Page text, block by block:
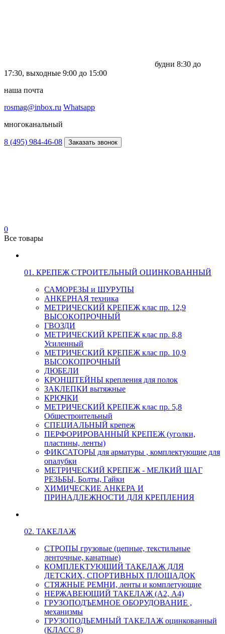
будни 8:30 до
17:30, выходные 9:00 до 15:00
наша почта
rosmag@inbox.ru Whatsapp
многоканальный
8 (495) 984-46-08 Заказать звонок
0
Все товары
01. КРЕПЕЖ СТРОИТЕЛЬНЫЙ ОЦИНКОВАННЫЙ
САМОРЕЗЫ и ШУРУПЫ
АНКЕРНАЯ техника
МЕТРИЧЕСКИЙ КРЕПЕЖ клас пр. 12,9
ВЫСОКОПРОЧНЫЙ
ГВОЗДИ
МЕТРИЧЕСКИЙ КРЕПЕЖ клас пр. 8,8
Усиленный
МЕТРИЧЕСКИЙ КРЕПЕЖ клас пр. 10,9
ВЫСОКОПРОЧНЫЙ
ДЮБЕЛИ
КРОНШТЕЙНЫ крепления для полок
ЗАКЛЕПКИ вытяжные
КРЮЧКИ
МЕТРИЧЕСКИЙ КРЕПЕЖ клас пр. 5,8
Общестроительный
СПЕЦИАЛЬНЫЙ крепеж
ПЕРФОРИРОВАННЫЙ КРЕПЕЖ (уголки,
пластины, ленты)
ФИКСАТОРЫ для арматуры , комплектующие для
опалубки
МЕТРИЧЕСКИЙ КРЕПЕЖ - МЕЛКИЙ ШАГ
РЕЗЬБЫ, Болты, Гайки
ХИМИЧЕСКИЕ АНКЕРА И
ПРИНАДЛЕЖНОСТИ ДЛЯ КРЕПЛЕНИЯ
02. ТАКЕЛАЖ
СТРОПЫ грузовые (цепные, текстильные
ленточные, канатные)
КОМПЛЕКТУЮЩИЙ ТАКЕЛАЖ ДЛЯ
ДЕТСКИХ, СПОРТИВНЫХ ПЛОЩАДОК
СТЯЖНЫЕ РЕМНИ, ленты и комплетующие
НЕРЖАВЕЮЩИЙ ТАКЕЛАЖ (А2, А4)
ГРУЗОПОДЪЕМНОЕ ОБОРУДОВАНИЕ ,
механизмы
ГРУЗОПОДЬЕМНЫЙ ТАКЕЛАЖ оцинкованный
(КЛАСС 8)